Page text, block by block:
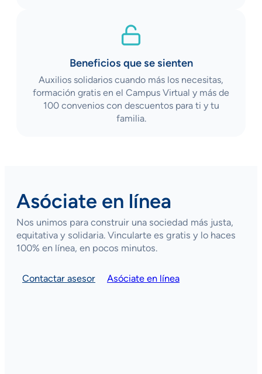
Beneficios que se sienten
Auxilios solidarios cuando más los necesitas,
formación gratis en el Campus Virtual y más de
100 convenios con descuentos para ti y tu
familia.
Asóciate en línea
Nos unimos para construir una sociedad más justa,
equitativa y solidaria. Vincularte es gratis y lo haces
100% en línea, en pocos minutos.
Contactar asesor Asóciate en línea